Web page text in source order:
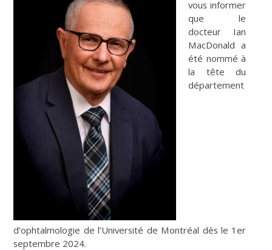
vous informer
que le
docteur Ian
MacDonald a
été nommé à
la tête du
département
d’ophtalmologie de l’Université de Montréal dès le 1er
septembre 2024.